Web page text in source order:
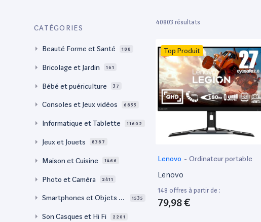
CATÉGORIES
Beauté Forme et Santé 188
Bricolage et Jardin 161
Bébé et puériculture 37
Consoles et Jeux vidéos 6855
Informatique et Tablette 11602
Jeux et Jouets 8387
Maison et Cuisine 1466
Photo et Caméra 2411
Smartphones et Objets c
1535
Son Casques et Hi Fi 2201
40803 résultats
Top Produit
Lenovo - Ordinateur portable
Lenovo
148 offres à partir de :
79,98 €